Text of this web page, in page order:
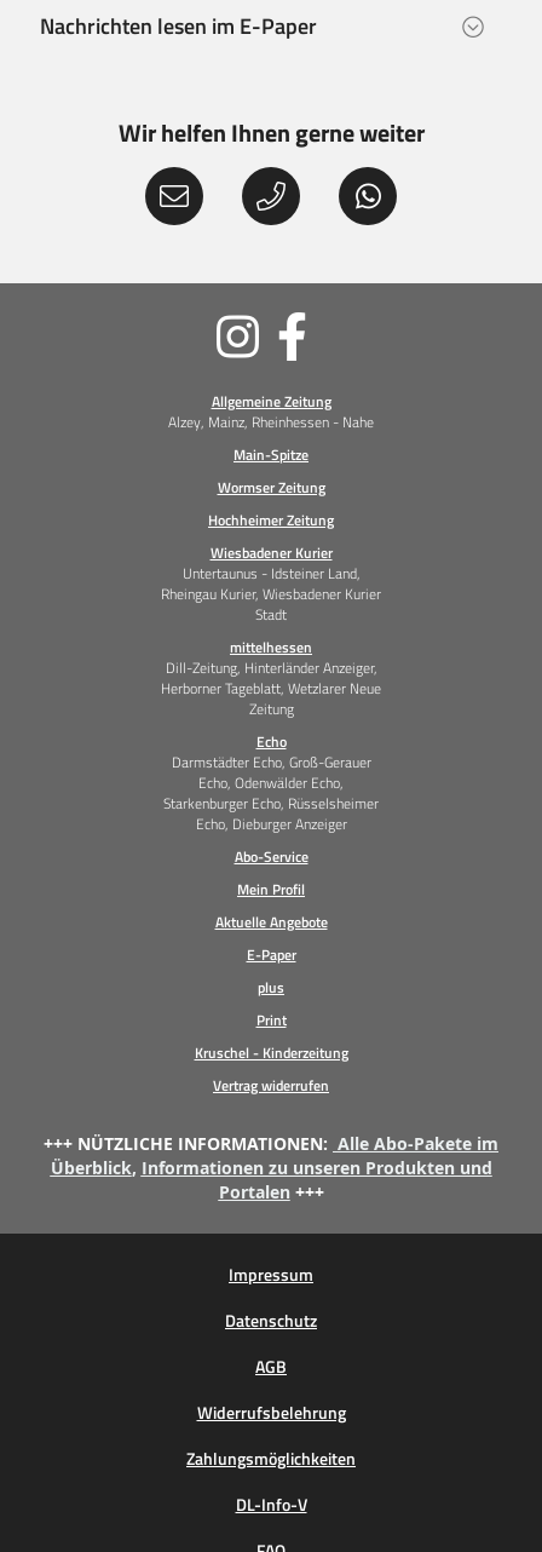
Nachrichten lesen im E-Paper
Wir helfen Ihnen gerne weiter
Allgemeine Zeitung
Alzey, Mainz, Rheinhessen - Nahe
Main-Spitze
Wormser Zeitung
Hochheimer Zeitung
Wiesbadener Kurier
Untertaunus - Idsteiner Land,
Rheingau Kurier, Wiesbadener Kurier
Stadt
mittelhessen
Dill-Zeitung, Hinterländer Anzeiger,
Herborner Tageblatt, Wetzlarer Neue
Zeitung
Echo
Darmstädter Echo, Groß-Gerauer
Echo, Odenwälder Echo,
Starkenburger Echo, Rüsselsheimer
Echo, Dieburger Anzeiger
Abo-Service
Mein Profil
Aktuelle Angebote
E-Paper
plus
Print
Kruschel - Kinderzeitung
Vertrag widerrufen
Soziale
Medien
+++ NÜTZLICHE INFORMATIONEN: Alle Abo-Pakete im
Überblick, Informationen zu unseren Produkten und
Portalen +++
Impressum
Datenschutz
AGB
Widerrufsbelehrung
Zahlungsmöglichkeiten
DL-Info-V